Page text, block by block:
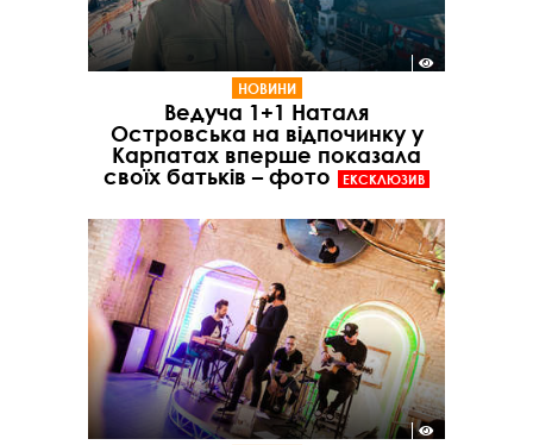
НОВИНИ
Ведуча 1+1 Наталя
Островська на відпочинку у
Карпатах вперше показала
своїх батьків – фото
ЕКСКЛЮЗИВ